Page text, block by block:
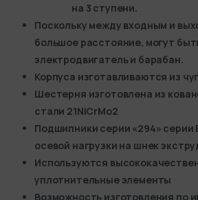
на 3 ступени.
Поскольку между входным и
большое расстояние, могут
электродвигатель и барабан.
Корпуса изготавливаются из
Шестерня изготовлена из
стали 21NiCrMo2
Подшипники серии «294» серии
осевой нагрузки на шнек
Используются
уплотнительные элементы
Возможность изготовления по